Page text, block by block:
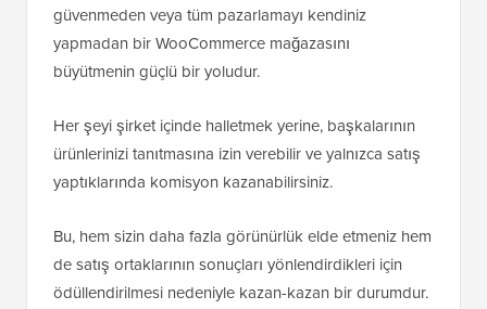
güvenmeden veya tüm pazarlamayı kendiniz
yapmadan bir WooCommerce mağazasını
büyütmenin güçlü bir yoludur.
Her şeyi şirket içinde halletmek yerine, başkalarının
ürünlerinizi tanıtmasına izin verebilir ve yalnızca satış
yaptıklarında komisyon kazanabilirsiniz.
Bu, hem sizin daha fazla görünürlük elde etmeniz hem
de satış ortaklarının sonuçları yönlendirdikleri için
ödüllendirilmesi nedeniyle kazan-kazan bir durumdur.